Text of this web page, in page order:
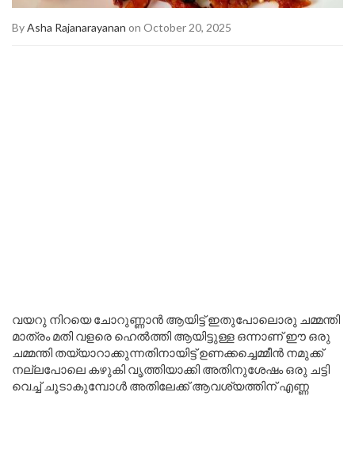
ByAsha Rajanarayanan on October 20, 2025
വയറു നിറയെ ചോറുണ്ണാൻ ആയിട്ട് ഇതുപോലൊരു ചമ്മന്തി
മാത്രം മതി വളരെ ഹെൽത്തി ആയിട്ടുള്ള ഒന്നാണ് ഈ ഒരു
ചമ്മന്തി തയ്യാറാക്കുന്നതിനായിട്ട് ഉണക്കച്ചെമ്മീൻ നമുക്ക്
നല്ലപോലെ കഴുകി വൃത്തിയാക്കി അതിനുശേഷം ഒരു ചട്ടി
വെച്ച് ചൂടാകുമ്പോൾ അതിലേക്ക് ആവശ്യത്തിന് എണ്ണ